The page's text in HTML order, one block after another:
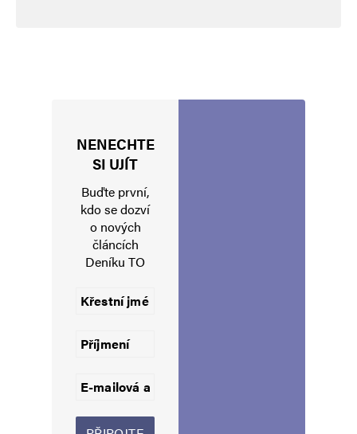
Uložit do prohlížeče jméno, e-mail a webovou stránku pro budoucí
Informujte mě o nových komentářích e-mailem.
Alternative:
NENECHTE
SI UJÍT
Buďte první,
kdo se dozví
o nových
článcích
Deníku TO